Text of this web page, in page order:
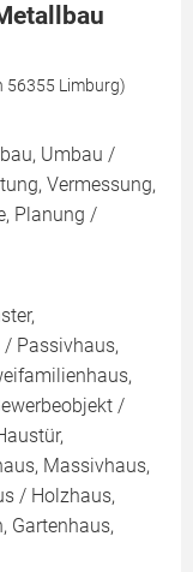
56355 Limburg)
Umbau /
Vermessung,
Planung /
/ Passivhaus,
/
Massivhaus,
/ Holzhaus,
Gartenhaus,